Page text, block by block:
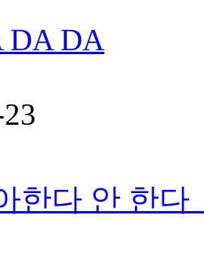
DA DA
한다 안 한다